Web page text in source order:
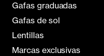
Gafas graduadas
Gafas de sol
Lentillas
Marcas exclusivas